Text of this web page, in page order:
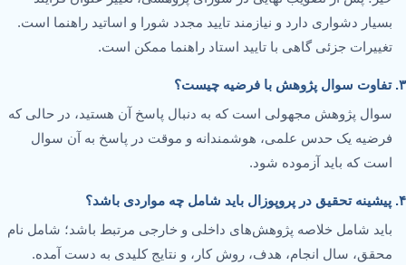
بسیار دشواری دارد و نیازمند تایید مجدد شورا و اساتید راهنما است.
تغییرات جزئی گاهی با تایید استاد راهنما ممکن است.
۳. تفاوت سوال پژوهش با فرضیه چیست؟
سوال پژوهش مجهولی است که به دنبال پاسخ آن هستید، در حالی که
فرضیه یک حدس علمی، هوشمندانه و موقت در پاسخ به آن سوال
است که باید آزموده شود.
۴. پیشینه تحقیق در پروپوزال باید شامل چه مواردی باشد؟
باید شامل خلاصه پژوهش‌های داخلی و خارجی مرتبط باشد؛ شامل نام
محقق، سال انجام، هدف، روش کار، و نتایج کلیدی به دست آمده.